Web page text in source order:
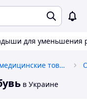
для уменьшения
Медикаменты и медицинские товары
в Украине